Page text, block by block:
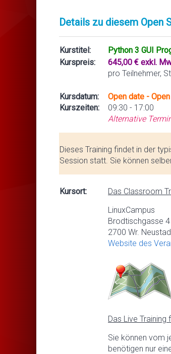
Details zu diesem Open
Kurstitel:
Python 3 GUI
Kurspreis:
645,00 € exkl.
pro Teilnehmer,
Kursdatum:
Kurszeiten:
Open date -
09:30 - 17:00
Alternative
Dieses Training findet in der
Session statt. Sie können
Kursort:
Das Classroom
LinuxCampus
Brodtischgasse 4
2700 Wr.
Website des
Das Live
Sie können vom
benötigen nur